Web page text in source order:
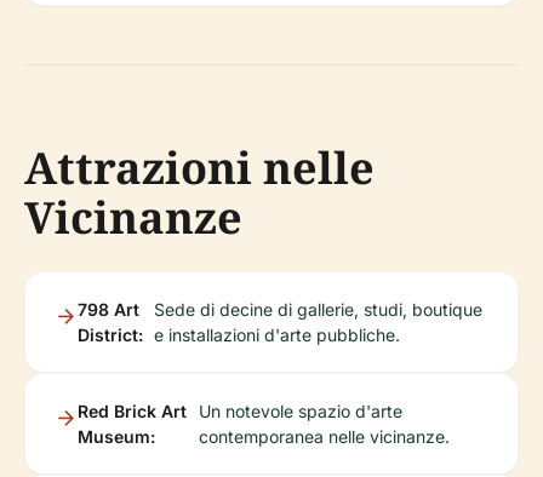
Attrazioni nelle
Vicinanze
798 Art
District:
Sede di decine di gallerie, studi, boutique
e installazioni d'arte pubbliche.
Red Brick Art
Museum:
Un notevole spazio d'arte
contemporanea nelle vicinanze.